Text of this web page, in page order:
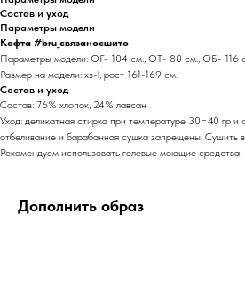
Состав и уход
Параметры модели
Кофта #bru_связаносшито
Параметры модели: ОГ- 104 см., ОТ- 80 см., ОБ- 116
Размер на модели: xs-l, рост 161-169 см.
Состав и уход
Состав: 76% хлопок, 24% лавсан
Уход: деликатная стирка при температуре 30−40 гр
отбеливание и барабанная сушка запрещены. Сушить
Рекомендуем использовать гелевые моющие средства.
Дополнить образ